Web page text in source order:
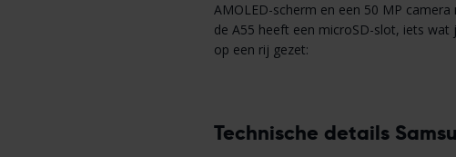
AMOLED-scherm en een 50 MP
de A55 heeft een microSD-slot, iets wat
op een rij gezet:
Technische details